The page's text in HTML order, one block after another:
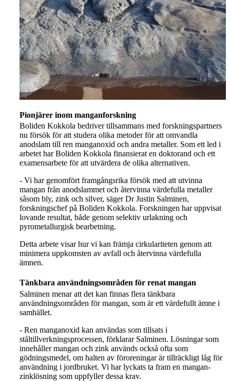
Pionjärer inom manganforskning
Boliden Kokkola bedriver tillsammans med forskningspartners
nu försök för att studera olika metoder för att omvandla
anodslam till ren manganoxid och andra metaller. Som ett led i
arbetet har Boliden Kokkola finansierat en doktorand och ett
examensarbete för att utvärdera de olika alternativen.
- Vi har genomfört framgångsrika försök med att utvinna
mangan från anodslammet och återvinna värdefulla metaller
såsom bly, zink och silver, säger Dr Justin Salminen,
forskningschef på Boliden Kokkola. Forskningen har uppvisat
lovande resultat, både genom selektiv urlakning och
pyrometallurgisk bearbetning.
Detta arbete visar hur vi kan främja cirkulariteten genom att
minimera uppkomsten av avfall och återvinna värdefulla
ämnen.
Tänkbara användningsområden för renat mangan
Salminen menar att det kan finnas flera tänkbara
användningsområden för mangan, som är ett värdefullt ämne i
samhället.
- Ren manganoxid kan användas som tillsats i
ståltillverkningsprocessen, förklarar Salminen. Lösningar som
innehåller mangan och zink används också ofta som
gödningsmedel, om halten av föroreningar är tillräckligt låg för
användning i jordbruket. Vi har lyckats ta fram en mangan-
zinklösning som uppfyller dessa krav.